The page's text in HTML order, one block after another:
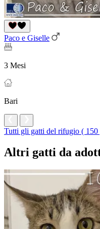
Paco e Giselle
3 Mesi
Bari
Tutti gli gatti del rifugio ( 150
Altri gatti da